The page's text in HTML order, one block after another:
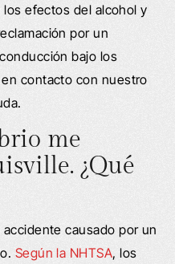
efectos del alcohol y
por un
bajo los
contacto con nuestro
me
¿Qué
causado por un
Según la NHTSA, los